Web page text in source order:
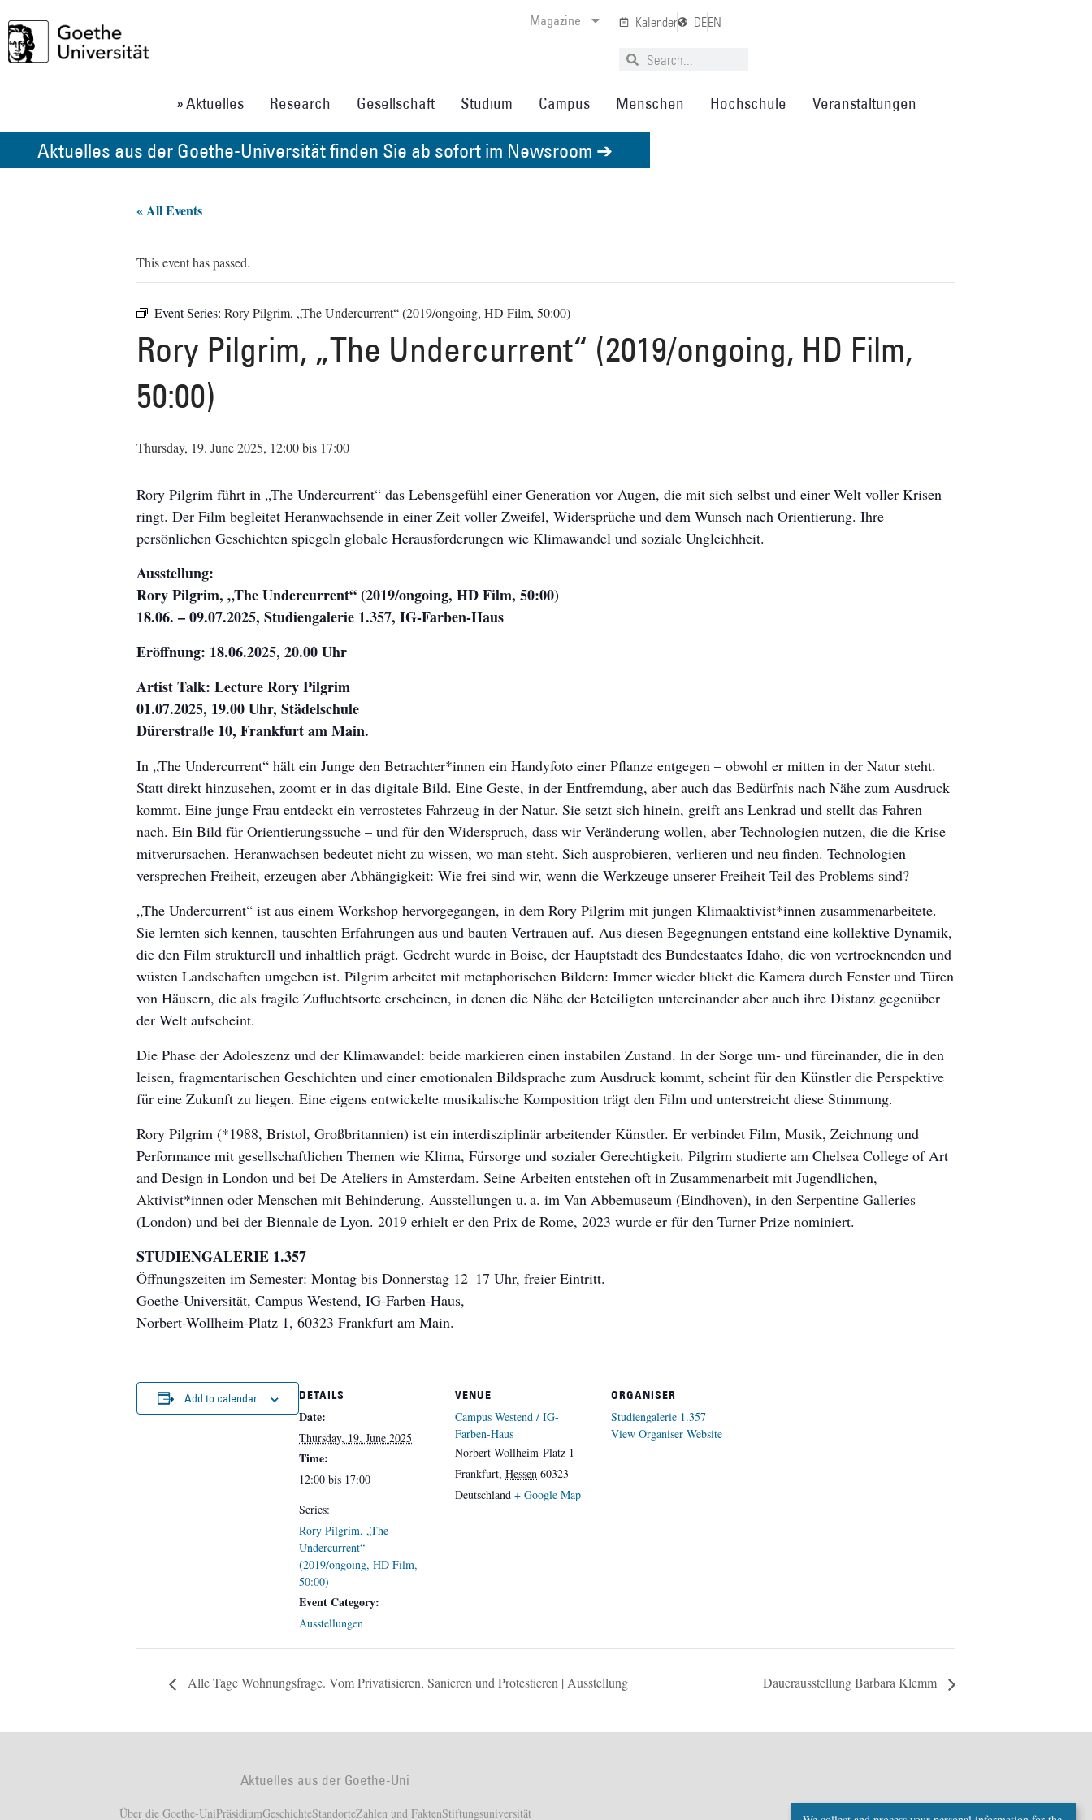
Magazine Kalender DEEN
» Aktuelles Research Gesellschaft Studium Campus Menschen Hochschule Veranstaltungen
Aktuelles aus der Goethe-Universität finden Sie ab sofort im Newsroom ➔
« All Events
This event has passed.
Event Series: Rory Pilgrim, „The Undercurrent“ (2019/ongoing, HD Film, 50:00)
Rory Pilgrim, „The Undercurrent“ (2019/ongoing, HD Film,
50:00)
Thursday, 19. June 2025, 12:00bis 17:00
Rory Pilgrim führt in „The Undercurrent“ das Lebensgefühl einer Generation vor Augen, die mit sich selbst und einer Welt voller Krisen
ringt. Der Film begleitet Heranwachsende in einer Zeit voller Zweifel, Widersprüche und dem Wunsch nach Orientierung. Ihre
persönlichen Geschichten spiegeln globale Herausforderungen wie Klimawandel und soziale Ungleichheit.
Ausstellung:
Rory Pilgrim, „The Undercurrent“ (2019/ongoing, HD Film, 50:00)
18.06. – 09.07.2025, Studiengalerie 1.357, IG-Farben-Haus
Eröffnung: 18.06.2025, 20.00 Uhr
Artist Talk: Lecture Rory Pilgrim
01.07.2025, 19.00 Uhr, Städelschule
Dürerstraße 10, Frankfurt am Main.
In „The Undercurrent“ hält ein Junge den Betrachter*innen ein Handyfoto einer Pflanze entgegen – obwohl er mitten in der Natur steht.
Statt direkt hinzusehen, zoomt er in das digitale Bild. Eine Geste, in der Entfremdung, aber auch das Bedürfnis nach Nähe zum Ausdruck
kommt. Eine junge Frau entdeckt ein verrostetes Fahrzeug in der Natur. Sie setzt sich hinein, greift ans Lenkrad und stellt das Fahren
nach. Ein Bild für Orientierungssuche – und für den Widerspruch, dass wir Veränderung wollen, aber Technologien nutzen, die die Krise
mitverursachen. Heranwachsen bedeutet nicht zu wissen, wo man steht. Sich ausprobieren, verlieren und neu finden. Technologien
versprechen Freiheit, erzeugen aber Abhängigkeit: Wie frei sind wir, wenn die Werkzeuge unserer Freiheit Teil des Problems sind?
„The Undercurrent“ ist aus einem Workshop hervorgegangen, in dem Rory Pilgrim mit jungen Klimaaktivist*innen zusammenarbeitete.
Sie lernten sich kennen, tauschten Erfahrungen aus und bauten Vertrauen auf. Aus diesen Begegnungen entstand eine kollektive Dynamik,
die den Film strukturell und inhaltlich prägt. Gedreht wurde in Boise, der Hauptstadt des Bundestaates Idaho, die von vertrocknenden und
wüsten Landschaften umgeben ist. Pilgrim arbeitet mit metaphorischen Bildern: Immer wieder blickt die Kamera durch Fenster und Türen
von Häusern, die als fragile Zufluchtsorte erscheinen, in denen die Nähe der Beteiligten untereinander aber auch ihre Distanz gegenüber
der Welt aufscheint.
Die Phase der Adoleszenz und der Klimawandel: beide markieren einen instabilen Zustand. In der Sorge um- und füreinander, die in den
leisen, fragmentarischen Geschichten und einer emotionalen Bildsprache zum Ausdruck kommt, scheint für den Künstler die Perspektive
für eine Zukunft zu liegen. Eine eigens entwickelte musikalische Komposition trägt den Film und unterstreicht diese Stimmung.
Rory Pilgrim (*1988, Bristol, Großbritannien) ist ein interdisziplinär arbeitender Künstler. Er verbindet Film, Musik, Zeichnung und
Performance mit gesellschaftlichen Themen wie Klima, Fürsorge und sozialer Gerechtigkeit. Pilgrim studierte am Chelsea College of Art
and Design in London und bei De Ateliers in Amsterdam. Seine Arbeiten entstehen oft in Zusammenarbeit mit Jugendlichen,
Aktivist*innen oder Menschen mit Behinderung. Ausstellungen u. a. im Van Abbemuseum (Eindhoven), in den Serpentine Galleries
(London) und bei der Biennale de Lyon. 2019 erhielt er den Prix de Rome, 2023 wurde er für den Turner Prize nominiert.
STUDIENGALERIE 1.357
Öffnungszeiten im Semester: Montag bis Donnerstag 12–17 Uhr, freier Eintritt.
Goethe-Universität, Campus Westend, IG-Farben-Haus,
Norbert-Wollheim-Platz 1, 60323 Frankfurt am Main.
Add to calendar DETAILS
Date:
Thursday, 19. June 2025
Time:
12:00 bis 17:00
Series:
Rory Pilgrim, „The
Undercurrent“
(2019/ongoing, HD Film,
50:00)
Event Category:
Ausstellungen
VENUE
Campus Westend / IG-
Farben-Haus
Norbert-Wollheim-Platz 1
Frankfurt, Hessen 60323
Deutschland + Google Map
ORGANISER
Studiengalerie 1.357
View Organiser Website
Alle Tage Wohnungsfrage. Vom Privatisieren, Sanieren und Protestieren | Ausstellung Dauerausstellung Barbara Klemm
Aktuelles aus der Goethe-Uni
Über die Goethe-UniPräsidiumGeschichteStandorteZahlen und FaktenStiftungsuniversität